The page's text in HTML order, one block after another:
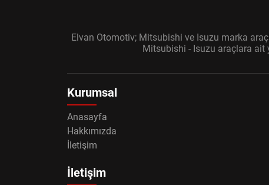
Elvan Otomotiv; Mitsubishi ve Isuzu marka
Mitsubishi - Isuzu araçlara ait
Kurumsal
Anasayfa
Hakkımızda
İletişim
İletişim